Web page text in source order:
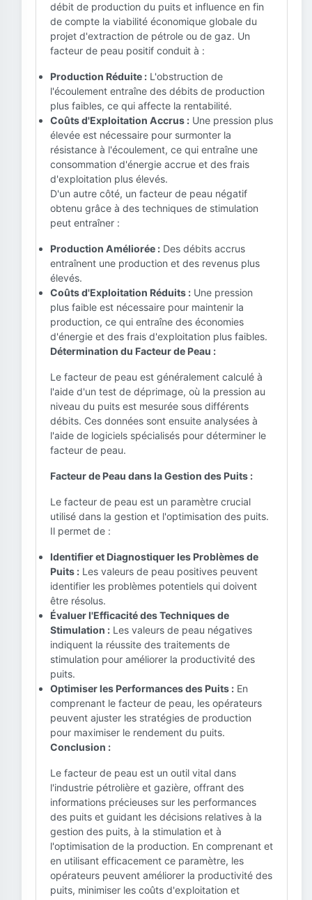
débit de production du puits et influence en fin
de compte la viabilité économique globale du
projet d'extraction de pétrole ou de gaz. Un
facteur de peau positif conduit à :
Production Réduite : L'obstruction de
l'écoulement entraîne des débits de production
plus faibles, ce qui affecte la rentabilité.
Coûts d'Exploitation Accrus : Une pression plus
élevée est nécessaire pour surmonter la
résistance à l'écoulement, ce qui entraîne une
consommation d'énergie accrue et des frais
d'exploitation plus élevés.
D'un autre côté, un facteur de peau négatif
obtenu grâce à des techniques de stimulation
peut entraîner :
Production Améliorée : Des débits accrus
entraînent une production et des revenus plus
élevés.
Coûts d'Exploitation Réduits : Une pression
plus faible est nécessaire pour maintenir la
production, ce qui entraîne des économies
d'énergie et des frais d'exploitation plus faibles.
Détermination du Facteur de Peau :
Le facteur de peau est généralement calculé à
l'aide d'un test de déprimage, où la pression au
niveau du puits est mesurée sous différents
débits. Ces données sont ensuite analysées à
l'aide de logiciels spécialisés pour déterminer le
facteur de peau.
Facteur de Peau dans la Gestion des Puits :
Le facteur de peau est un paramètre crucial
utilisé dans la gestion et l'optimisation des puits.
Il permet de :
Identifier et Diagnostiquer les Problèmes de
Puits : Les valeurs de peau positives peuvent
identifier les problèmes potentiels qui doivent
être résolus.
Évaluer l'Efficacité des Techniques de
Stimulation : Les valeurs de peau négatives
indiquent la réussite des traitements de
stimulation pour améliorer la productivité des
puits.
Optimiser les Performances des Puits : En
comprenant le facteur de peau, les opérateurs
peuvent ajuster les stratégies de production
pour maximiser le rendement du puits.
Conclusion :
Le facteur de peau est un outil vital dans
l'industrie pétrolière et gazière, offrant des
informations précieuses sur les performances
des puits et guidant les décisions relatives à la
gestion des puits, à la stimulation et à
l'optimisation de la production. En comprenant et
en utilisant efficacement ce paramètre, les
opérateurs peuvent améliorer la productivité des
puits, minimiser les coûts d'exploitation et